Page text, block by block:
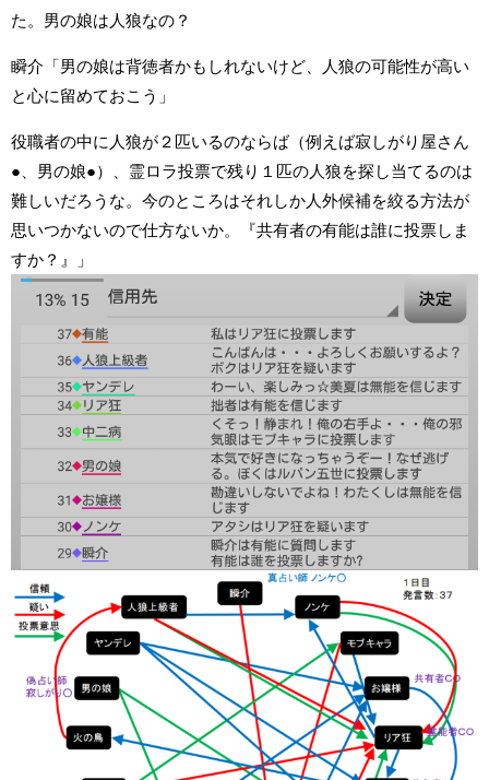
た。男の娘は人狼なの？
瞬介「男の娘は背徳者かもしれないけど、人狼の可能性が高い
と心に留めておこう」
役職者の中に人狼が２匹いるのならば（例えば寂しがり屋さん
●、男の娘●）、霊ロラ投票で残り１匹の人狼を探し当てるのは
難しいだろうな。今のところはそれしか人外候補を絞る方法が
思いつかないので仕方ないか。『共有者の有能は誰に投票しま
すか？』」